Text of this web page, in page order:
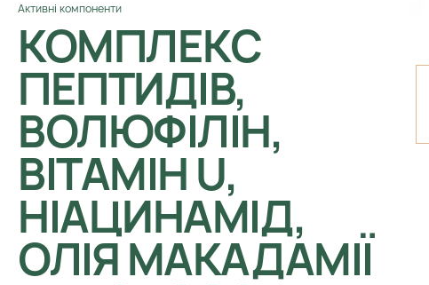
Активні компоненти
КОМПЛЕКС
ПЕПТИДІВ,
ВОЛЮФІЛІН,
ВІТАМІН U,
НІАЦИНАМІД,
ОЛІЯ МАКАДАМІЇ